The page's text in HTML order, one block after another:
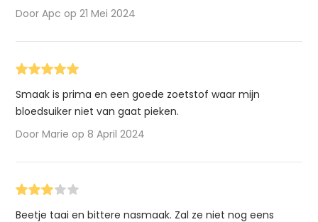
Door Apc op 21 Mei 2024
Smaak is prima en een goede zoetstof waar mijn
bloedsuiker niet van gaat pieken.
Door Marie op 8 April 2024
Beetje taai en bittere nasmaak. Zal ze niet nog eens